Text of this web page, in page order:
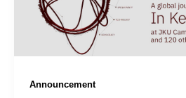
Announcement